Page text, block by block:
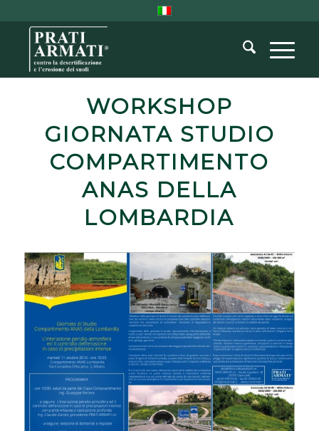
WORKSHOP
GIORNATA STUDIO
COMPARTIMENTO
ANAS DELLA
LOMBARDIA